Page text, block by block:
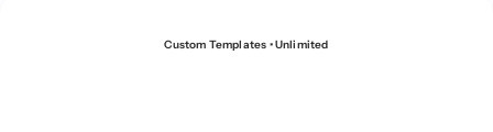
Custom Templates • Unlimited